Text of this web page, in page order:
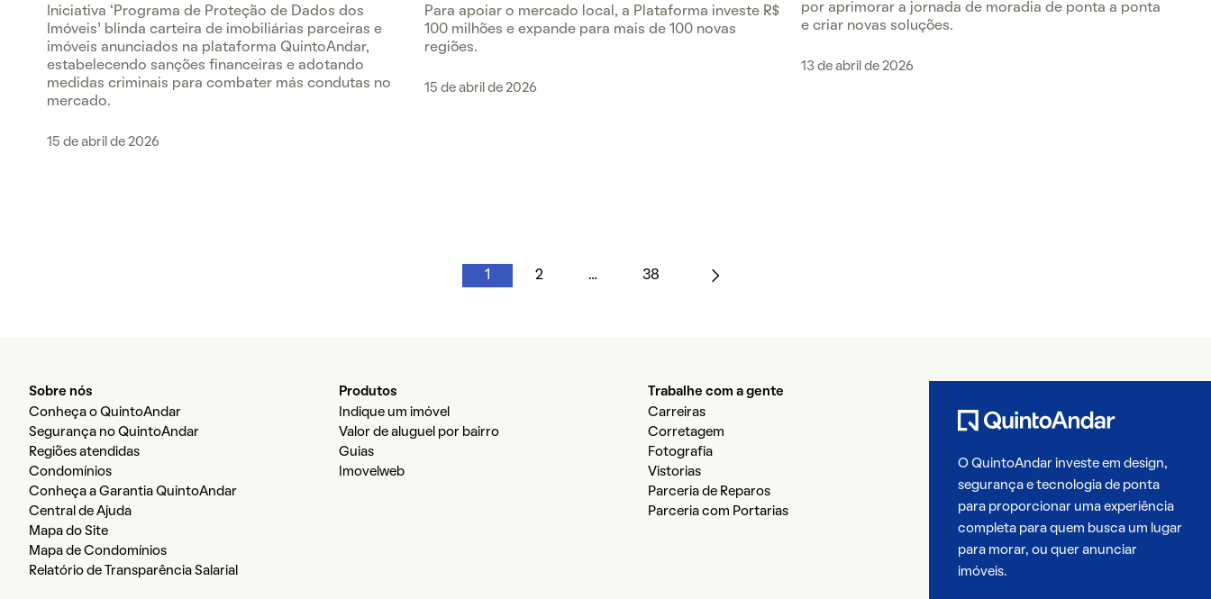
Iniciativa ‘Programa de Proteção de Dados dos
Imóveis’ blinda carteira de imobiliárias parceiras e
imóveis anunciados na plataforma QuintoAndar,
estabelecendo sanções financeiras e adotando
medidas criminais para combater más condutas no
mercado.
15 de abril de 2026
Para apoiar o mercado local, a Plataforma investe R$
100 milhões e expande para mais de 100 novas
regiões.
15 de abril de 2026
por aprimorar a jornada de moradia de ponta a ponta
e criar novas soluções.
13 de abril de 2026
1 2 … 38
Sobre nós
Conheça o QuintoAndar
Segurança no QuintoAndar
Regiões atendidas
Condomínios
Conheça a Garantia QuintoAndar
Central de Ajuda
Mapa do Site
Mapa de Condomínios
Relatório de Transparência Salarial
Produtos
Indique um imóvel
Valor de aluguel por bairro
Guias
Imovelweb
Trabalhe com a gente
Carreiras
Corretagem
Fotografia
Vistorias
Parceria de Reparos
Parceria com Portarias
O QuintoAndar investe em design,
segurança e tecnologia de ponta
para proporcionar uma experiência
completa para quem busca um lugar
para morar, ou quer anunciar
imóveis.